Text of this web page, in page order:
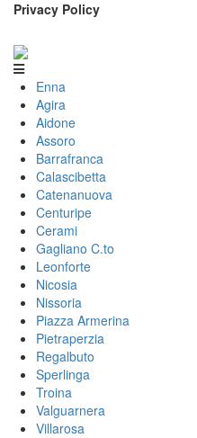
Privacy Policy
Enna
Agira
Aidone
Assoro
Barrafranca
Calascibetta
Catenanuova
Centuripe
Cerami
Gagliano C.to
Leonforte
Nicosia
Nissoria
Piazza Armerina
Pietraperzia
Regalbuto
Sperlinga
Troina
Valguarnera
Villarosa